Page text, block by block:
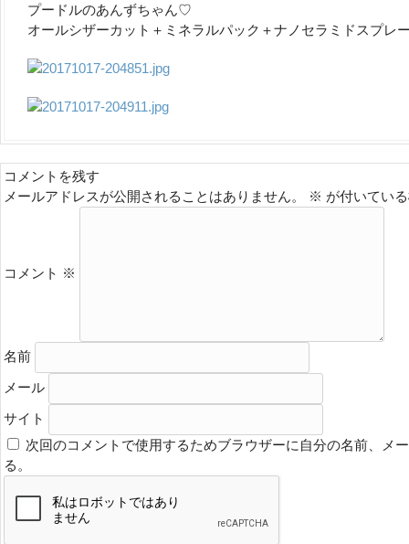
プードルのあんずちゃん♡
オールシザーカット＋ミネラルパック＋ナノセラミドスプレ
コメントを残す
メールアドレスが公開されることはありません。
※ が付いてい
コメント ※
名前
メール
サイト
次回のコメントで使用するためブラウザーに自分の名前、メ
る。